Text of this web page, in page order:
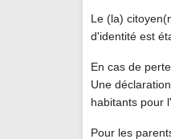
Le (la)
d'identité est
En cas de
Une
habitants pour
Pour les